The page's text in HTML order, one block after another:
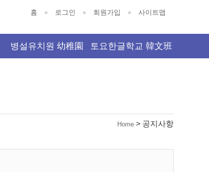
홈 로그인 회원가입 사이트맵
병설유치원 幼稚園 토요한글학교 韓文班
Home > 공지사항